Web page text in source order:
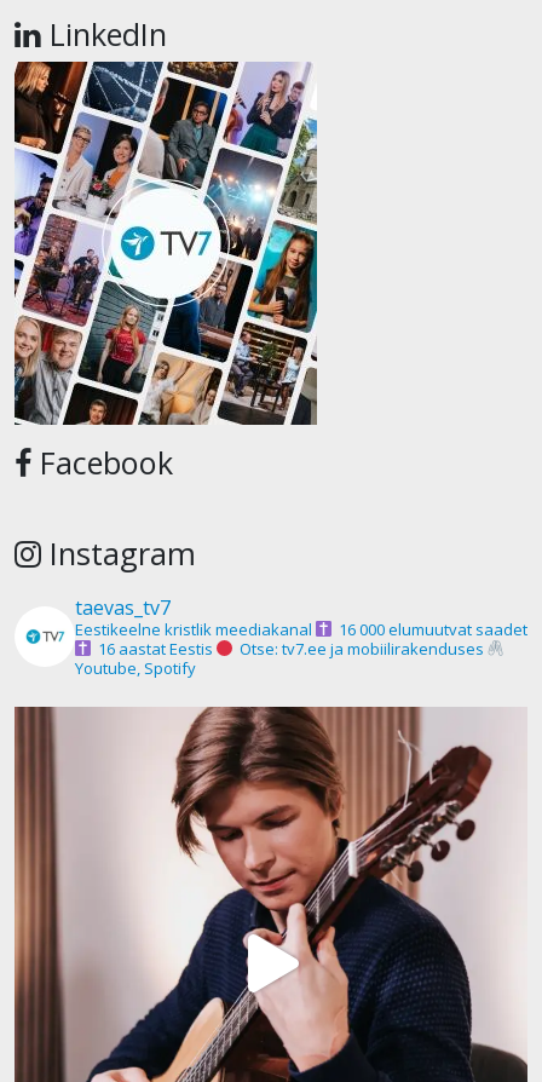
LinkedIn
Facebook
Instagram
taevas_tv7
Eestikeelne kristlik meediakanal
16 000 elumuutvat saadet
16 aastat Eestis
Otse: tv7.ee ja mobiilirakenduses
Youtube, Spotify